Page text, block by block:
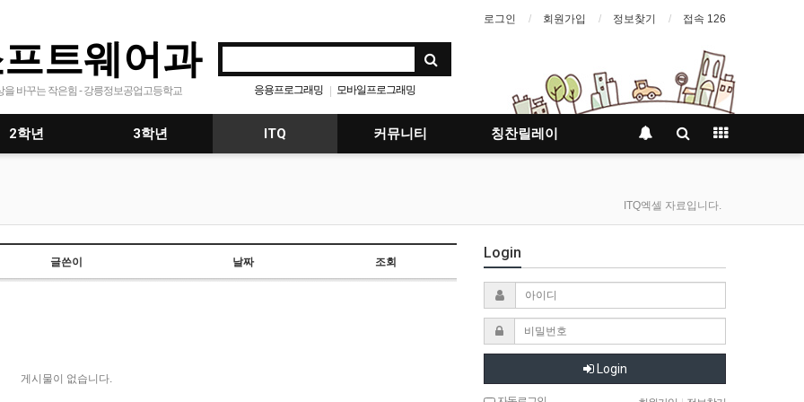
로그인 회원가입 정보찾기 접속 126
트웨어과
을 바꾸는 작은힘 - 강릉정보공업고등학교 응용프로그래밍 | 모바일프로그래밍
2학년 3학년 ITQ 커뮤니티 칭찬릴레이
ITQ엑셀 자료입니다.
글쓴이 날짜 조회
게시물이 없습니다.
Login
Login